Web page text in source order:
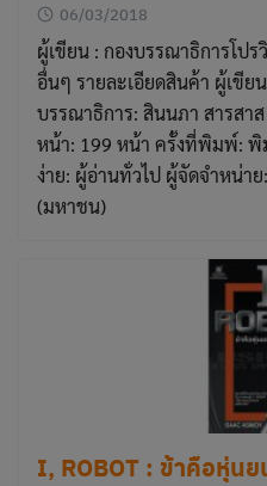
06/03/2018
ผู้เขียน : กองบรรณาธิการโป
อื่นๆ รายละเอียดสินค้า ผู้เขี
บรรณาธิการ: สินนภา สารสา
หน้า: 199 หน้า ครั้งที่พิมพ์: พิ
ง่าย: ผู้อ่านทั่วไป ผู้จัดจำหน่า
(มหาชน)
I, ROBOT : ข้าคือหุ่น